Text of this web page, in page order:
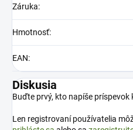
Záruka:
Hmotnosť:
EAN:
Diskusia
Buďte prvý, kto napíše príspevok
Len registrovaní používatelia